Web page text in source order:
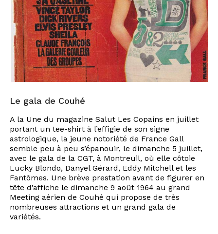
Le gala de Couhé
A la Une du magazine Salut Les Copains en juillet
portant un tee-shirt à l’effigie de son signe
astrologique, la jeune notoriété de France Gall
semble peu à peu s’épanouir, le dimanche 5 juillet,
avec le gala de la CGT, à Montreuil, où elle côtoie
Lucky Blondo, Danyel Gérard, Eddy Mitchell et les
Fantômes. Une brève prestation avant de figurer en
tête d’affiche le dimanche 9 août 1964 au grand
Meeting aérien de Couhé qui propose de très
nombreuses attractions et un grand gala de
variétés.